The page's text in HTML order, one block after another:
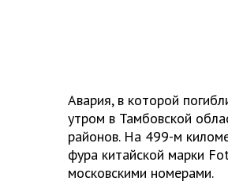
Авария, в которой
утром в Тамбовской
районов. На 499-м
фура китайской марки
московскими номерами.